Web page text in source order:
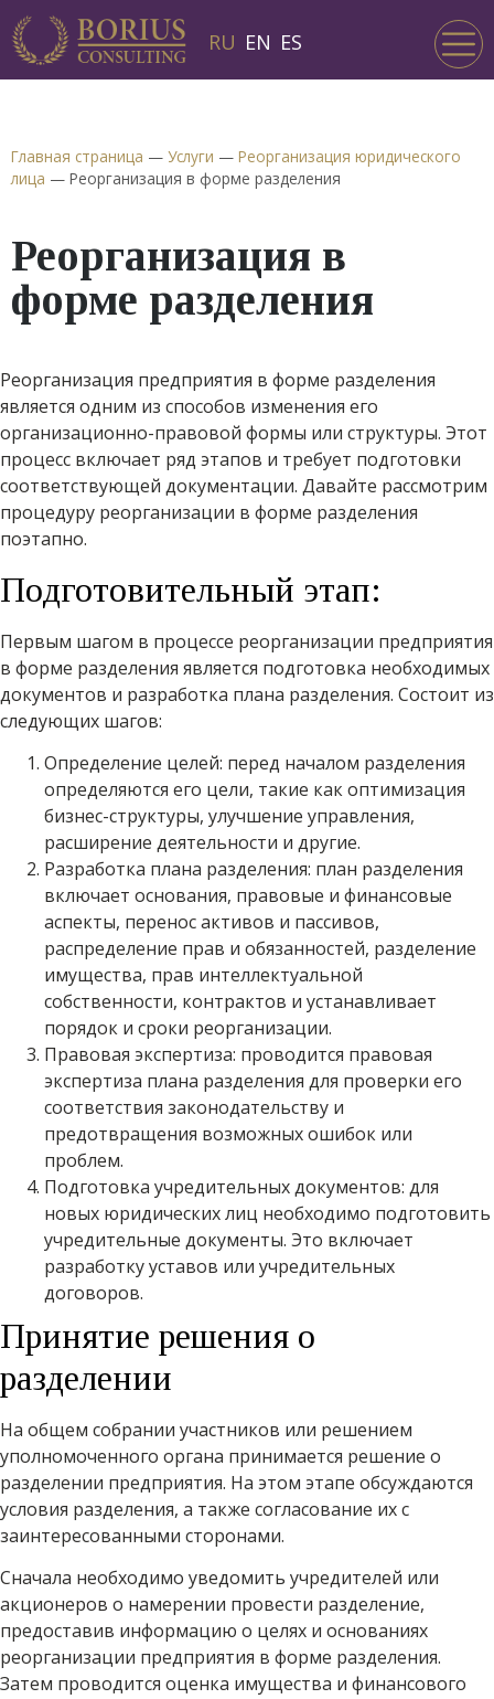
RU EN ES
Главная страница — Услуги — Реорганизация юридического
лица — Реорганизация в форме разделения
Реорганизация в
форме разделения
Реорганизация предприятия в форме разделения
является одним из способов изменения его
организационно-правовой формы или структуры. Этот
процесс включает ряд этапов и требует подготовки
соответствующей документации. Давайте рассмотрим
процедуру реорганизации в форме разделения
поэтапно.
Подготовительный этап:
Первым шагом в процессе реорганизации предприятия
в форме разделения является подготовка необходимых
документов и разработка плана разделения. Состоит из
следующих шагов:
Определение целей: перед началом разделения
определяются его цели, такие как оптимизация
бизнес-структуры, улучшение управления,
расширение деятельности и другие.
Разработка плана разделения: план разделения
включает основания, правовые и финансовые
аспекты, перенос активов и пассивов,
распределение прав и обязанностей, разделение
имущества, прав интеллектуальной
собственности, контрактов и устанавливает
порядок и сроки реорганизации.
Правовая экспертиза: проводится правовая
экспертиза плана разделения для проверки его
соответствия законодательству и
предотвращения возможных ошибок или
проблем.
Подготовка учредительных документов: для
новых юридических лиц необходимо подготовить
учредительные документы. Это включает
разработку уставов или учредительных
договоров.
Принятие решения о
разделении
На общем собрании участников или решением
уполномоченного органа принимается решение о
разделении предприятия. На этом этапе обсуждаются
условия разделения, а также согласование их с
заинтересованными сторонами.
Сначала необходимо уведомить учредителей или
акционеров о намерении провести разделение,
предоставив информацию о целях и основаниях
реорганизации предприятия в форме разделения.
Затем проводится оценка имущества и финансового